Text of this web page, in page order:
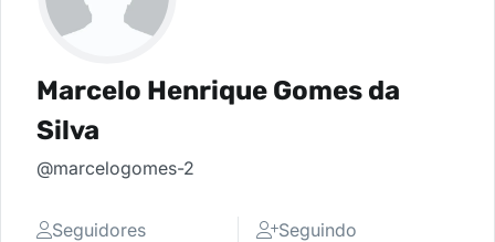
Marcelo Henrique Gomes da
Silva
@marcelogomes-2
Seguidores Seguindo